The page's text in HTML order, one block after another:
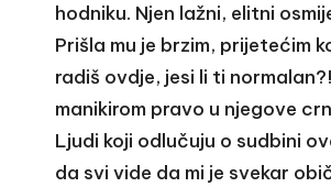
hodniku. Njen lažni, elitni
Prišla mu je brzim, prijetećim
radiš ovdje, jesi li ti
manikirom pravo u njegove
Ljudi koji odlučuju o sudbini
da svi vide da mi je svekar